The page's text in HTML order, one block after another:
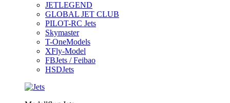
JETLEGEND
GLOBAL JET CLUB
PILOT-RC Jets
Skymaster
T-OneModels
XFly-Model
FBJets / Feibao
HSDJets